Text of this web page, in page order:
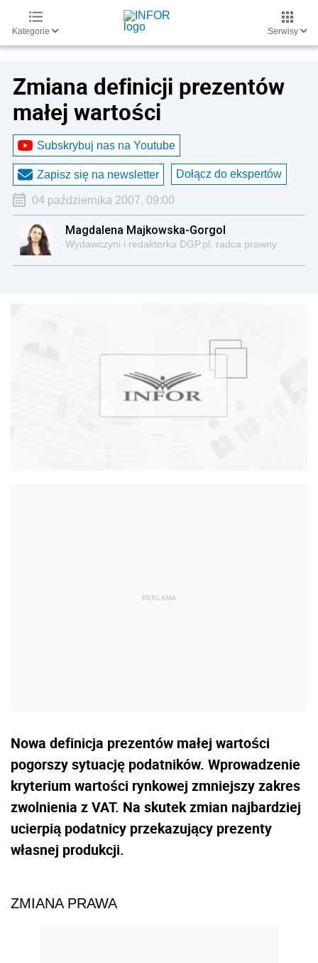
Kategorie Serwisy
Zmiana definicji prezentów
małej wartości
Subskrybuj nas na Youtube
Zapisz się na newsletter Dołącz do ekspertów
04 października 2007, 09:00
Magdalena Majkowska-Gorgol
Wydawczyni i redaktorka DGP.pl, radca prawny
Nowa definicja prezentów małej wartości
pogorszy sytuację podatników. Wprowadzenie
kryterium wartości rynkowej zmniejszy zakres
zwolnienia z VAT. Na skutek zmian najbardziej
ucierpią podatnicy przekazujący prezenty
własnej produkcji.
ZMIANA PRAWA